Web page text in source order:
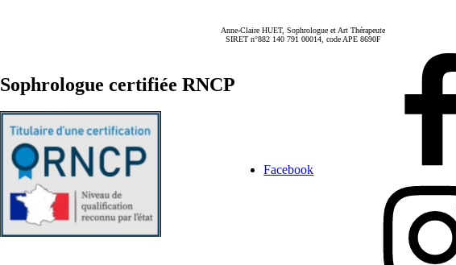
Anne-Claire HUET, Sophrologue et Art Thérapeute
SIRET n°882 140 791 00014, code APE 8690F
Sophrologue certifiée RNCP
Facebook